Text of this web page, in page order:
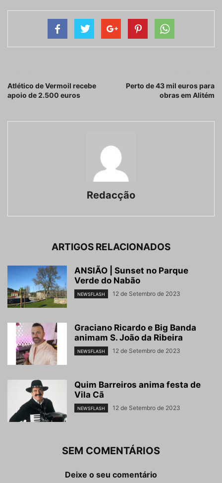
Atlético de Vermoil recebe
apoio de 2.500 euros
Perto de 43 mil euros para
obras em Alitém
Redacção
ARTIGOS RELACIONADOS
ANSIÃO | Sunset no Parque
Verde do Nabão
NEWSFLASH 12 de Setembro de 2023
Graciano Ricardo e Big Banda
animam S. João da Ribeira
NEWSFLASH 12 de Setembro de 2023
Quim Barreiros anima festa de
Vila Cã
NEWSFLASH 12 de Setembro de 2023
SEM COMENTÁRIOS
Deixe o seu comentário